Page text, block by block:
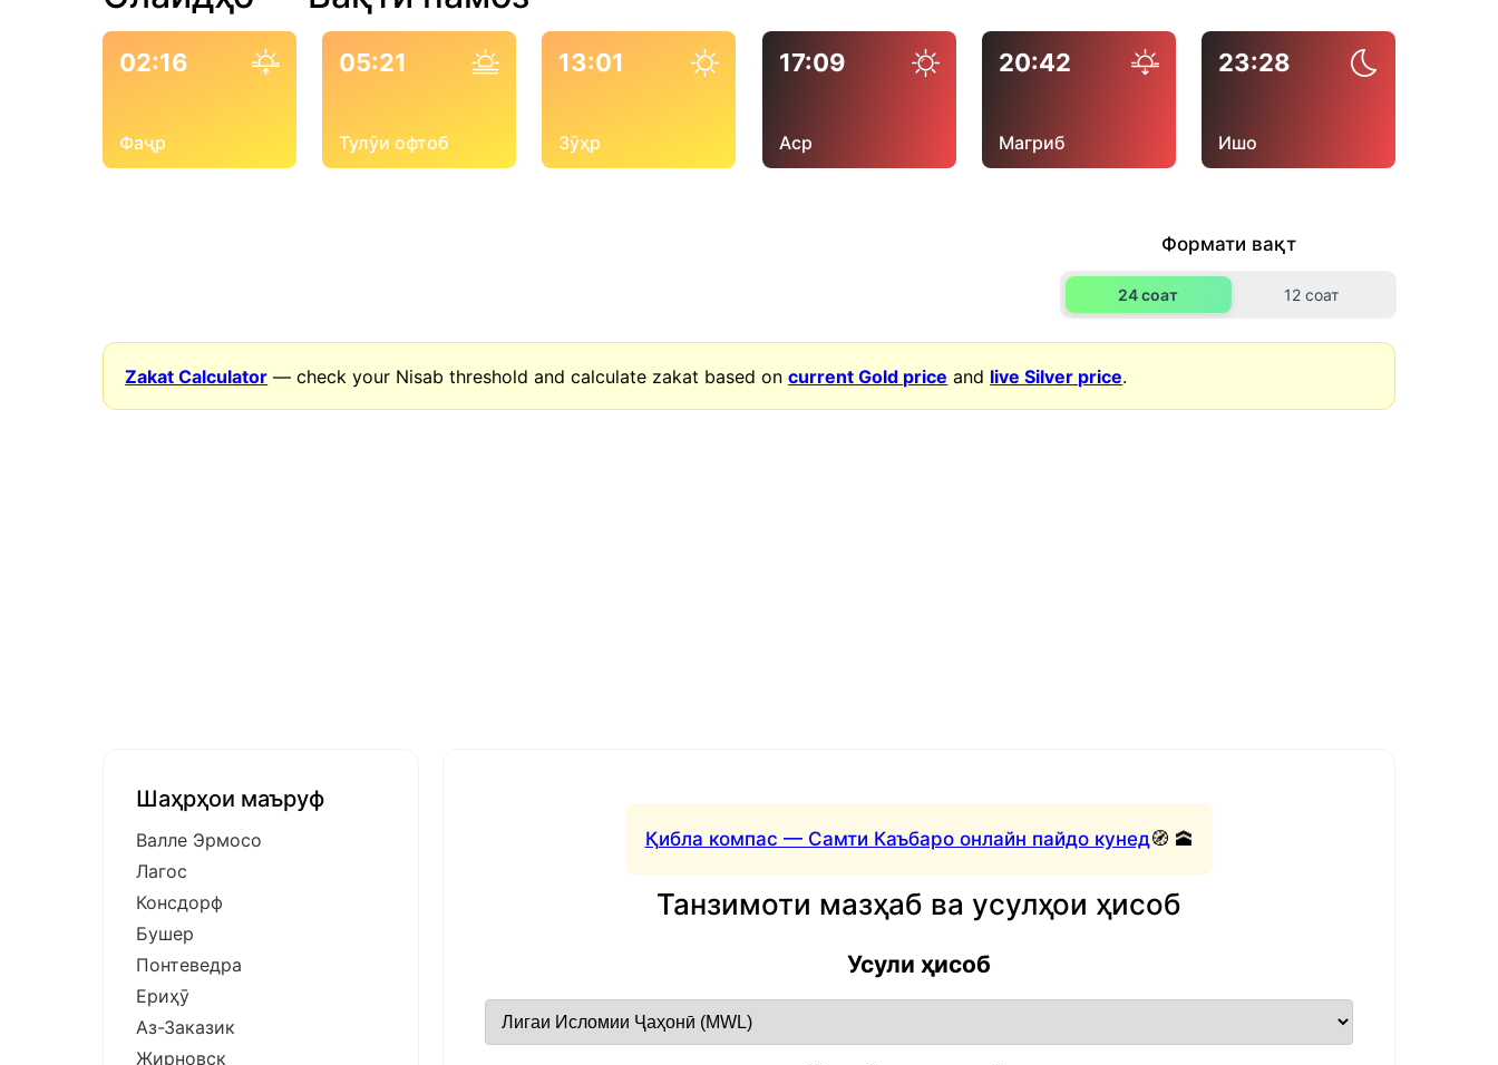
02:16
Фаҷр
05:21
Тулӯи офтоб
13:01
Зӯҳр
17:09
Аср
20:42
Магриб
23:28
Ишо
Формати вақт
24 соат 12 соат
Zakat Calculator — check your Nisab threshold and calculate zakat based oncurrent Gold price and live Silver price.
Қибла компас — Самти Каъбаро онлайн пайдо кунед🧭 🕋
Танзимоти мазҳаб ва усулҳои ҳисоб
Усули ҳисоб
Шаҳрҳои маъруф
Валле Эрмосо
Лагос
Консдорф
Бушер
Понтеведра
Ериҳӯ
Аз-Заказик
Жирновск